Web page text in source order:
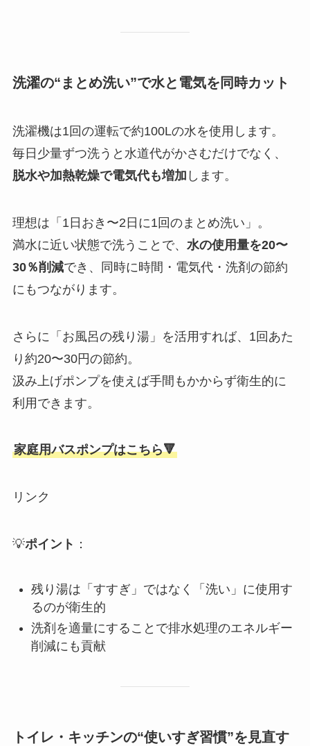
洗濯の“まとめ洗い”で水と電気を同時カット
洗濯機は1回の運転で約100Lの水を使用します。
毎日少量ずつ洗うと水道代がかさむだけでなく、
脱水や加熱乾燥で電気代も増加 します。
理想は「1日おき〜2日に1回のまとめ洗い」。
満水に近い状態で洗うことで、 水の使用量を20〜
30％削減でき、同時に時間・電気代・洗剤の節約
にもつながります。
さらに「お風呂の残り湯」を活用すれば、1回あた
り約20〜30円の節約。
汲み上げポンプを使えば手間もかからず衛生的に
利用できます。
家庭用バスポンプはこちら🔻
リンク
💡ポイント ：
残り湯は「すすぎ」ではなく「洗い」に使用す
るのが衛生的
洗剤を適量にすることで排水処理のエネルギー
削減にも貢献
トイレ・キッチンの“使いすぎ習慣”を見直す